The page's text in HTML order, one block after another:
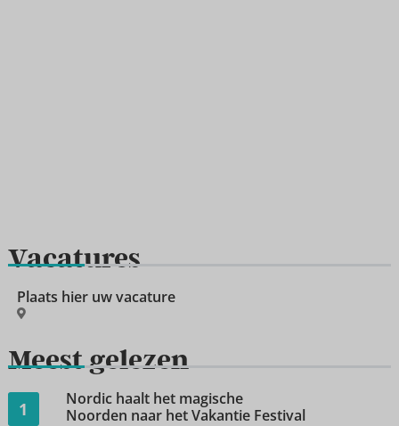
Vacatures
Plaats hier uw vacature
Meest gelezen
1
Nordic haalt het magische
Noorden naar het Vakantie Festival